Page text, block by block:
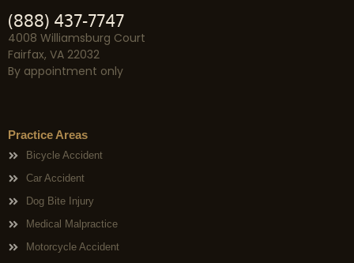
(888) 437-7747
4008 Williamsburg Court
Fairfax, VA 22032
By appointment only
Practice Areas
Bicycle Accident
Car Accident
Dog Bite Injury
Medical Malpractice
Motorcycle Accident